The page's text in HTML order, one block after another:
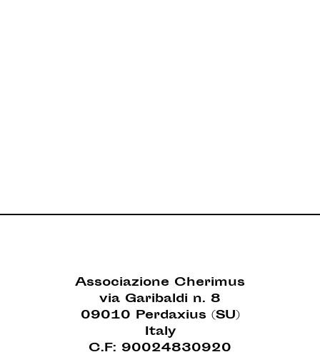
Associazione Cherimus
via Garibaldi n. 8
09010 Perdaxius (SU)
Italy